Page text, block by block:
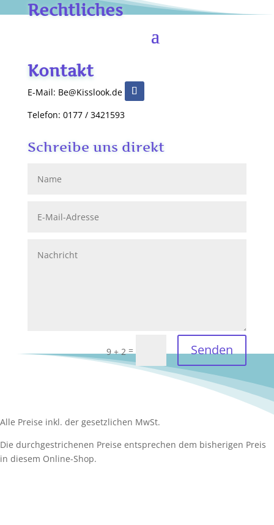
Rechtliches
Kontakt
E-Mail: Be@Kisslook.de
Telefon: 0177 / 3421593
Schreibe uns direkt
9 + 2 = Senden
Alle Preise inkl. der gesetzlichen MwSt.
Die durchgestrichenen Preise entsprechen dem bisherigen Preis
in diesem Online-Shop.